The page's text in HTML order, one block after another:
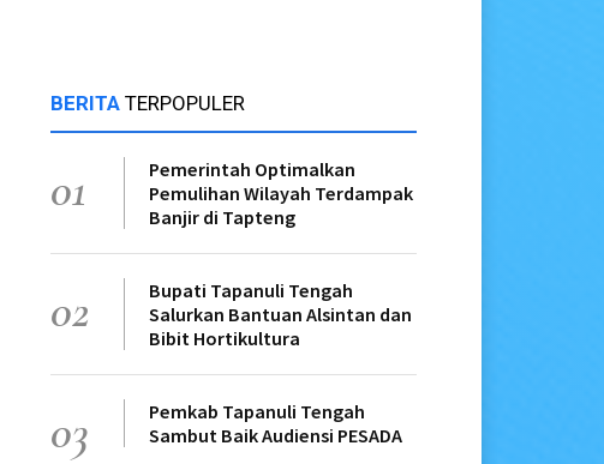
BERITA TERPOPULER
01
Pemerintah Optimalkan
Pemulihan Wilayah Terdampak
Banjir di Tapteng
02
Bupati Tapanuli Tengah
Salurkan Bantuan Alsintan dan
Bibit Hortikultura
03
Pemkab Tapanuli Tengah
Sambut Baik Audiensi PESADA